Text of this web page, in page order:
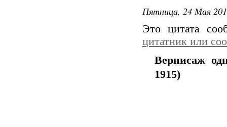
Пятница, 24 Мая
Это цитата
цитатник или
Вернисаж
1915)